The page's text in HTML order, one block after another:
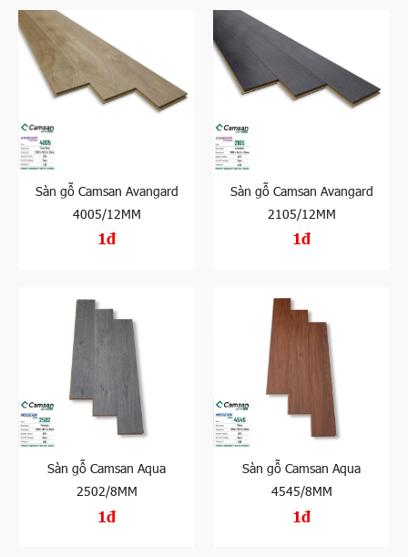
Sàn gỗ Camsan Avangard
4005/12MM
1đ
Sàn gỗ Camsan Avangard
2105/12MM
1đ
Sàn gỗ Camsan Aqua
2502/8MM
1đ
Sàn gỗ Camsan Aqua
4545/8MM
1đ